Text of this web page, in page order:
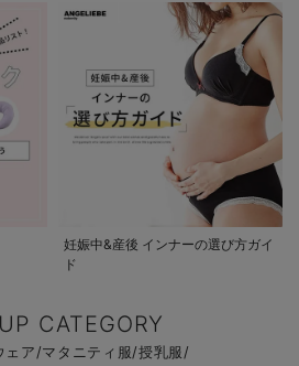
妊娠中&産後 インナーの選び方ガイ
ド
CATEGORY
ェア/マタニティ服/授乳服/